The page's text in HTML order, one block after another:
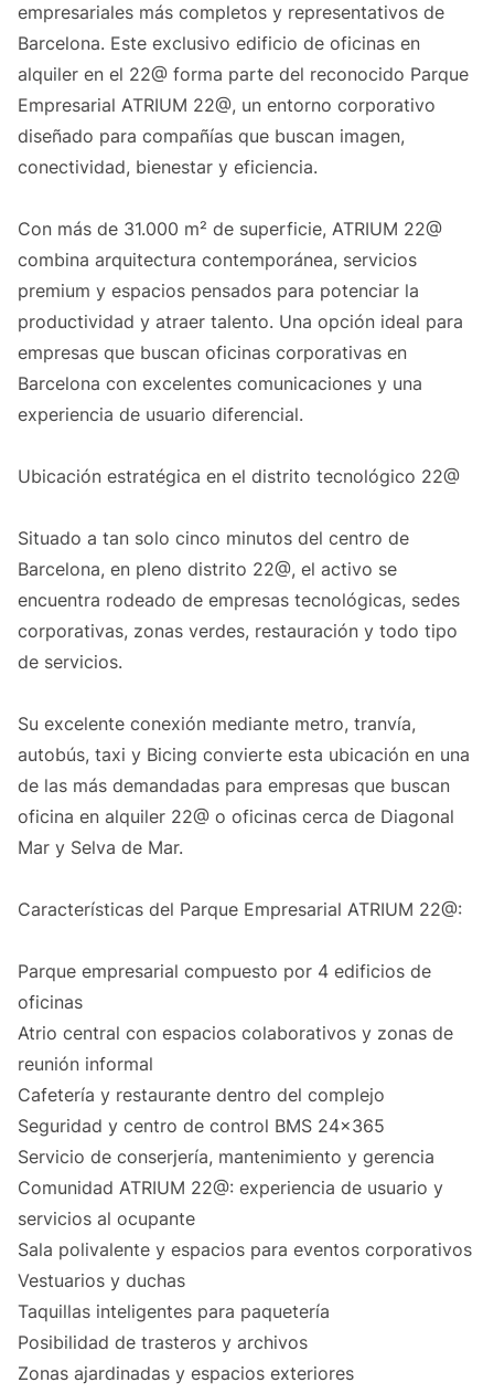
empresariales más completos y representativos de
Barcelona. Este exclusivo edificio de oficinas en
alquiler en el 22@ forma parte del reconocido Parque
Empresarial ATRIUM 22@, un entorno corporativo
diseñado para compañías que buscan imagen,
conectividad, bienestar y eficiencia.
Con más de 31.000 m² de superficie, ATRIUM 22@
combina arquitectura contemporánea, servicios
premium y espacios pensados para potenciar la
productividad y atraer talento. Una opción ideal para
empresas que buscan oficinas corporativas en
Barcelona con excelentes comunicaciones y una
experiencia de usuario diferencial.
Ubicación estratégica en el distrito tecnológico 22@
Situado a tan solo cinco minutos del centro de
Barcelona, en pleno distrito 22@, el activo se
encuentra rodeado de empresas tecnológicas, sedes
corporativas, zonas verdes, restauración y todo tipo
de servicios.
Su excelente conexión mediante metro, tranvía,
autobús, taxi y Bicing convierte esta ubicación en una
de las más demandadas para empresas que buscan
oficina en alquiler 22@ o oficinas cerca de Diagonal
Mar y Selva de Mar.
Características del Parque Empresarial ATRIUM 22@:
Parque empresarial compuesto por 4 edificios de
oficinas
Atrio central con espacios colaborativos y zonas de
reunión informal
Cafetería y restaurante dentro del complejo
Seguridad y centro de control BMS 24x365
Servicio de conserjería, mantenimiento y gerencia
Comunidad ATRIUM 22@: experiencia de usuario y
servicios al ocupante
Sala polivalente y espacios para eventos corporativos
Vestuarios y duchas
Taquillas inteligentes para paquetería
Posibilidad de trasteros y archivos
Zonas ajardinadas y espacios exteriores